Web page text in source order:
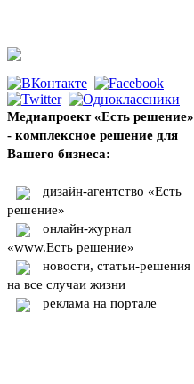
Медиапроект «Есть решение»
- комплексное решение для
Вашего бизнеса:
дизайн-агентство «Есть
решение»
онлайн-журнал
«www.Есть решение»
новости, статьи-решения
на все случаи жизни
реклама на портале